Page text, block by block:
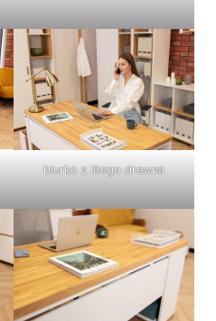
biurko z litego drewna